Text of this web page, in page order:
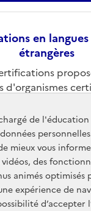
de
mieux vous
des
animés optimisés
expérience de
d’accepter
en
étrangères
d'organismes
(étrangères ou
vivantes